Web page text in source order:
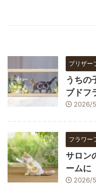
プリザー
うちの
ブドフ
2026/
フラワー
サロン
ームに
2026/